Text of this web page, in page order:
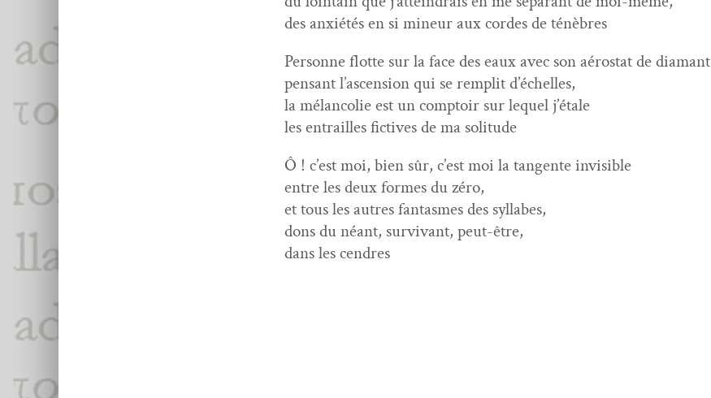
des anx­iétés en si mineur aux cordes de ténèbres
Per­son­ne flotte sur la face des eaux avec son aéro­stat de diamant
pen­sant l’ascension qui se rem­plit d’échelles,
la mélan­col­ie est un comp­toir sur lequel j’étale
les entrailles fic­tives de ma solitude
Ô ! c’est moi, bien sûr, c’est moi la tan­gente invisible
entre les deux formes du zéro,
et tous les autres fan­tasmes des syllabes,
dons du néant, sur­vivant, peut-être,
dans les cendres